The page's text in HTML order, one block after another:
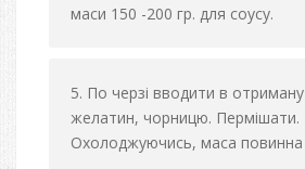
маси 150 -200 гр. для соусу.
По черзі вводити в
желатин, чорницю. Пермішати.
Охолоджуючись, маса повинна